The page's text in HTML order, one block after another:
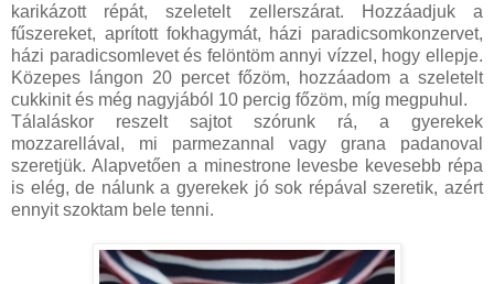
karikázott répát, szeletelt zellerszárat. Hozzáadjuk a
fűszereket, aprított fokhagymát, házi paradicsomkonzervet,
házi paradicsomlevet és felöntöm annyi vízzel, hogy ellepje.
Közepes lángon 20 percet főzöm, hozzáadom a szeletelt
cukkinit és még nagyjából 10 percig főzöm, míg megpuhul.
Tálaláskor reszelt sajtot szórunk rá, a gyerekek
mozzarellával, mi parmezannal vagy grana padanoval
szeretjük. Alapvetően a minestrone levesbe kevesebb répa
is elég, de nálunk a gyerekek jó sok répával szeretik, azért
ennyit szoktam bele tenni.